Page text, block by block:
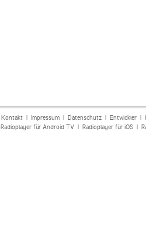
Kontakt| Impressum| Datenschutz| Entwickler|
Radioplayer für Android TV| Radioplayer für iOS|